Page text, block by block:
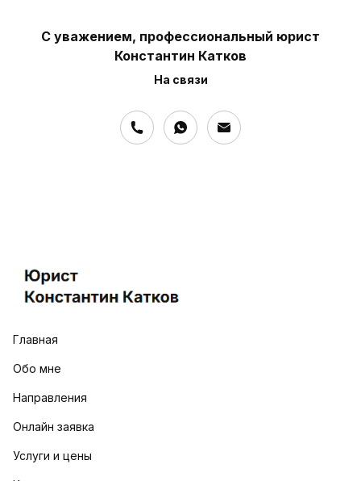
С уважением, профессиональный юрист
Константин Катков
На связи
Главная
Обо мне
Направления
Онлайн заявка
Услуги и цены